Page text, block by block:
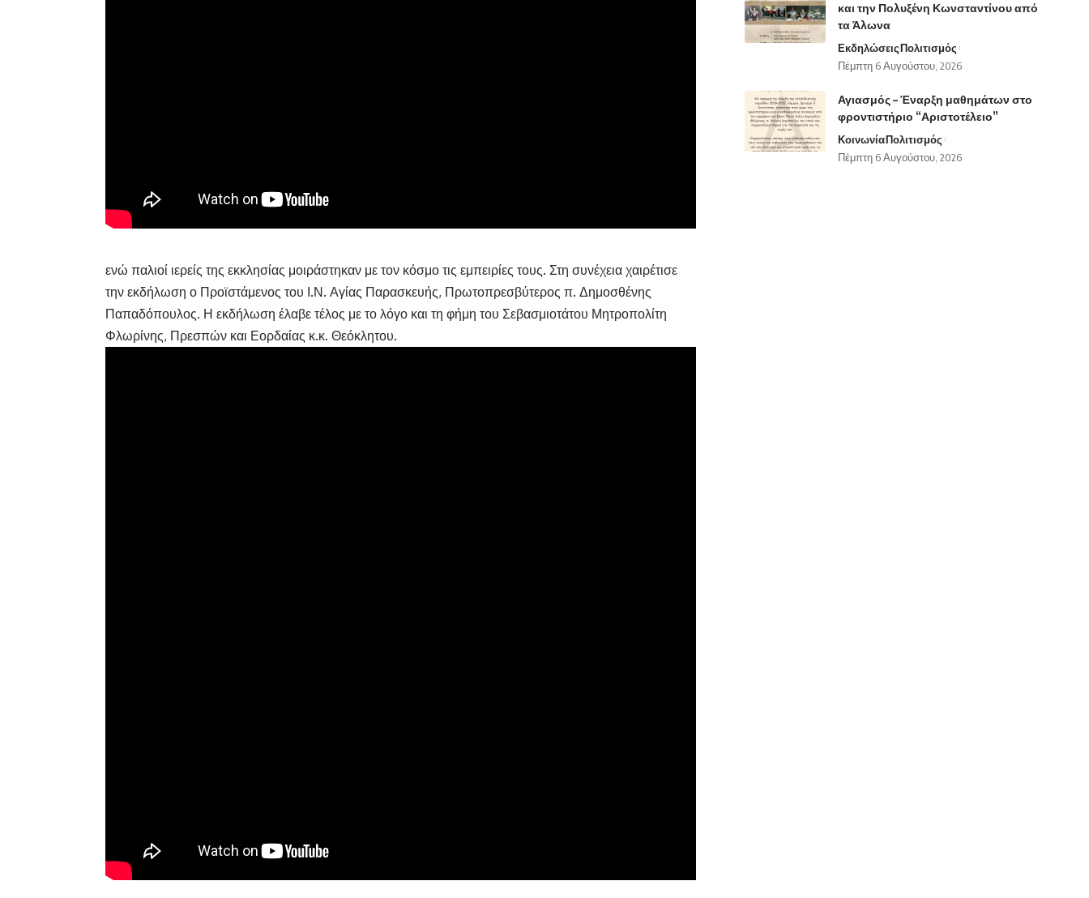
ενώ παλιοί ιερείς της εκκλησίας μοιράστηκαν με τον κόσμο τις εμπειρίες τους. Στη συνέχεια χαιρέτισε
την εκδήλωση ο Προϊστάμενος του Ι.Ν. Αγίας Παρασκευής, Πρωτοπρεσβύτερος π. Δημοσθένης
Παπαδόπουλος. Η εκδήλωση έλαβε τέλος με το λόγο και τη φήμη του Σεβασμιοτάτου Μητροπολίτη
Φλωρίνης, Πρεσπών και Εορδαίας κ.κ. Θεόκλητου.
και την Πολυξένη Κωνσταντίνου από
τα Άλωνα
ΕκδηλώσειςΠολιτισμός
Πέμπτη 6 Αυγούστου, 2026
Αγιασμός – Έναρξη μαθημάτων στο
φροντιστήριο “Αριστοτέλειο”
ΚοινωνίαΠολιτισμός
Πέμπτη 6 Αυγούστου, 2026